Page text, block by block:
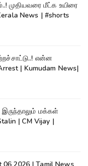
முதியவரை மீட்க உயிரை
News | #shorts
என்ன
| Kumudam News|
மக்கள்
| CM Vijay |